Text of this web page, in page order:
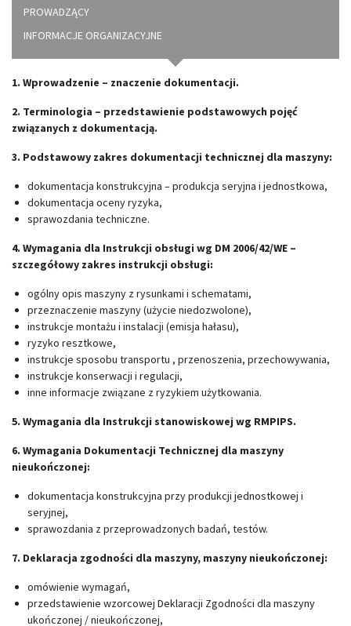
PROWADZĄCY
INFORMACJE ORGANIZACYJNE
1. Wprowadzenie – znaczenie dokumentacji.
2. Terminologia – przedstawienie podstawowych pojęć
związanych z dokumentacją.
3. Podstawowy zakres dokumentacji technicznej dla maszyny:
dokumentacja konstrukcyjna – produkcja seryjna i jednostkowa,
dokumentacja oceny ryzyka,
sprawozdania techniczne.
4. Wymagania dla Instrukcji obsługi wg DM 2006/42/WE –
szczegółowy zakres instrukcji obsługi:
ogólny opis maszyny z rysunkami i schematami,
przeznaczenie maszyny (użycie niedozwolone),
instrukcje montażu i instalacji (emisja hałasu),
ryzyko resztkowe,
instrukcje sposobu transportu , przenoszenia, przechowywania,
instrukcje konserwacji i regulacji,
inne informacje związane z ryzykiem użytkowania.
5. Wymagania dla Instrukcji stanowiskowej wg RMPIPS.
6. Wymagania Dokumentacji Technicznej dla maszyny
nieukończonej:
dokumentacja konstrukcyjna przy produkcji jednostkowej i
seryjnej,
sprawozdania z przeprowadzonych badań, testów.
7. Deklaracja zgodności dla maszyny, maszyny nieukończonej:
omówienie wymagań,
przedstawienie wzorcowej Deklaracji Zgodności dla maszyny
ukończonej / nieukończonej,